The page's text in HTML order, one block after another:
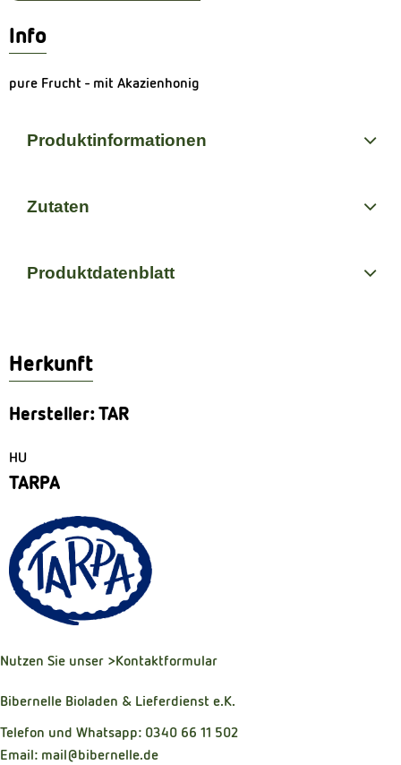
Info
pure Frucht - mit Akazienhonig
Produktinformationen
Zutaten
Produktdatenblatt
Herkunft
Hersteller: TAR
HU
TARPA
Nutzen Sie unser >Kontaktformular
Bibernelle Bioladen & Lieferdienst e.K.
Telefon und Whatsapp: 0340 66 11 502
Email: mail@bibernelle.de